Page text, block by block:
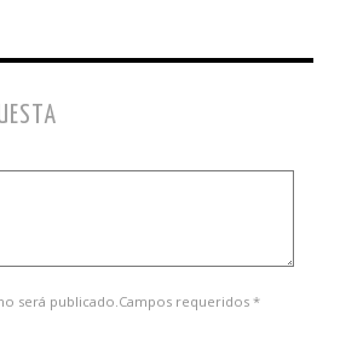
será publicado.Campos requeridos *